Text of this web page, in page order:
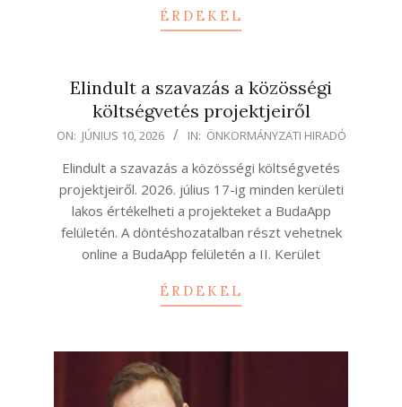
ÉRDEKEL
Elindult a szavazás a közösségi
költségvetés projektjeiről
2026-
10
ON: JÚNIUS 10, 2026 IN: ÖNKORMÁNYZATI HIRADÓ
Elindult a szavazás a közösségi költségvetés
projektjeiről. 2026. július 17-ig minden kerületi
lakos értékelheti a projekteket a BudaApp
felületén. A döntéshozatalban részt vehetnek
online a BudaApp felületén a II. Kerület
ÉRDEKEL